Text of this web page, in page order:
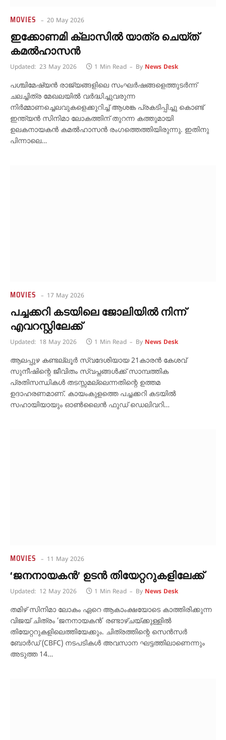
MOVIES 20 May 2026
ഇക്കോണമി ക്ലാസിൽ യാത്ര ചെയ്ത്
കമൽഹാസൻ
Updated: 23 May 2026 1 Min Read By News Desk
പശ്ചിമേഷ്യൻ രാജ്യങ്ങളിലെ സംഘർഷങ്ങളെത്തുടർന്ന്
ചലച്ചിത്ര മേഖലയിൽ വർദ്ധിച്ചുവരുന്ന
നിർമ്മാണച്ചെലവുകളെക്കുറിച്ച് ആശങ്ക പ്രകടിപ്പിച്ചു കൊണ്ട്
ഇന്ത്യൻ സിനിമാ ലോകത്തിന് തുറന്ന കത്തുമായി
ഉലകനായകൻ കമൽഹാസൻ രംഗത്തെത്തിയിരുന്നു. ഇതിനു
പിന്നാലെ…
MOVIES 17 May 2026
പച്ചക്കറി കടയിലെ ജോലിയിൽ നിന്ന്
എവറസ്റ്റിലേക്ക്
Updated: 18 May 2026 1 Min Read By News Desk
ആലപ്പുഴ കണ്ടല്ലൂർ സ്വദേശിയായ 21കാരൻ കേശവ്
സുനീഷിന്റെ ജീവിതം സ്വപ്നങ്ങൾക്ക് സാമ്പത്തിക
പ്രതിസന്ധികൾ തടസ്സമല്ലെന്നതിന്റെ ഉത്തമ
ഉദാഹരണമാണ്. കായംകുളത്തെ പച്ചക്കറി കടയിൽ
സഹായിയായും ഓൺലൈൻ ഫുഡ് ഡെലിവറി…
MOVIES 11 May 2026
‘ജനനായകൻ’ ഉടൻ തിയേറ്ററുകളിലേക്ക്
Updated: 12 May 2026 1 Min Read By News Desk
തമിഴ് സിനിമാ ലോകം ഏറെ ആകാംക്ഷയോടെ കാത്തിരിക്കുന്ന
വിജയ് ചിത്രം ‘ജനനായകൻ’ രണ്ടാഴ്ചയ്ക്കുള്ളിൽ
തിയേറ്ററുകളിലെത്തിയേക്കും. ചിത്രത്തിന്റെ സെൻസർ
ബോർഡ് (CBFC) നടപടികൾ അവസാന ഘട്ടത്തിലാണെന്നും
അടുത്ത 14…